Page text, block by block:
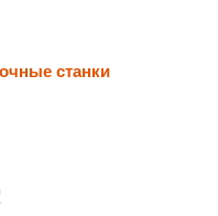
станки